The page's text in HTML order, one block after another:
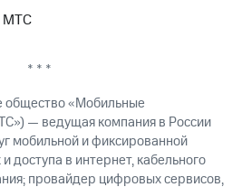
МТС
* * *
общество «Мобильные
— ведущая компания в России
мобильной и фиксированной
доступа в интернет, кабельного
провайдер цифровых сервисов,